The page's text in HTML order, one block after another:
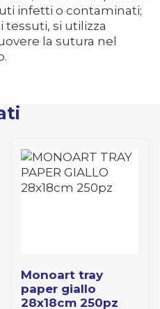
infetti o contaminati;
si utilizza
la sutura nel
monoart tray
paper giallo
28x18cm 250pz